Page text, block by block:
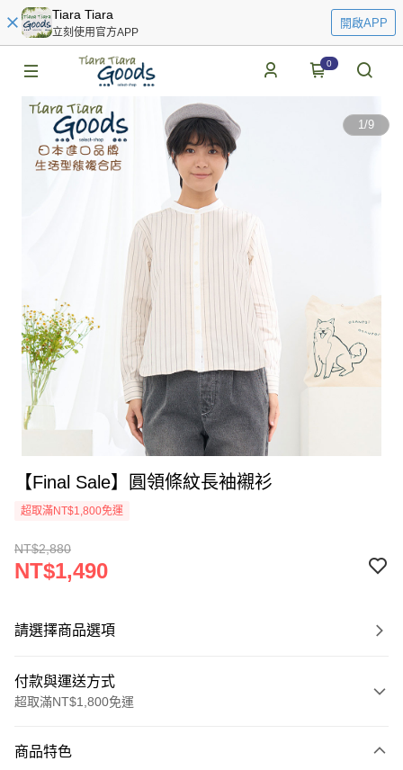
Tiara Tiara
立刻使用官方APP
開啟APP
0
1/9
【Final Sale】圓領條紋長袖襯衫
超取滿NT$1,800免運
NT$2,880
NT$1,490
請選擇商品選項
付款與運送方式
超取滿NT$1,800免運
信用卡一次付款
商品特色